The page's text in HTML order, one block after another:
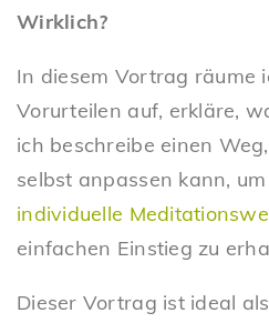
Wirklich?
In diesem Vortrag räume
Vorurteilen auf, erkläre,
ich beschreibe einen
selbst anpassen kann,
individuelle
einfachen Einstieg zu
Dieser Vortrag ist ideal